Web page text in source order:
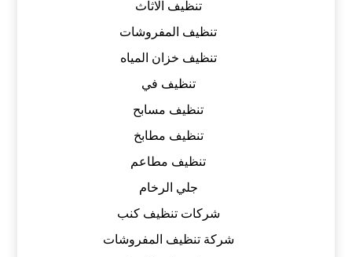
تنظيف الاثاث
تنظيف المفروشات
تنظيف خزان المياه
تنظيف في
تنظيف مسابح
تنظيف مطابخ
تنظيف مطاعم
جلي الرخام
شركات تنظيف كنب
شركة تنظيف المفروشات